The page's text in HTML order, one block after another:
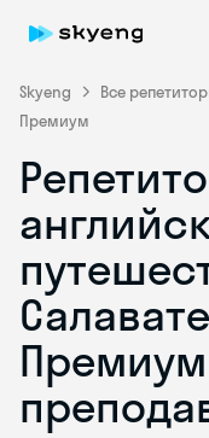
Skyeng Все
Премиум
Премиум
Skyeng Chat